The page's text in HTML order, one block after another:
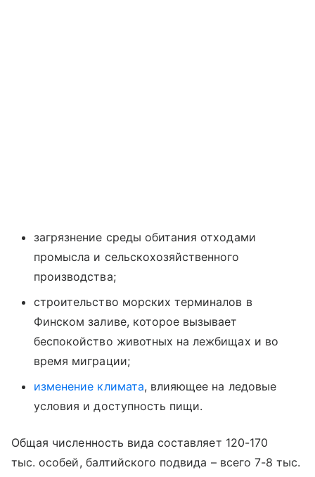
загрязнение среды обитания отходами
промысла и сельскохозяйственного
производства;
строительство морских терминалов в
Финском заливе, которое вызывает
беспокойство животных на лежбищах и во
время миграции;
изменение климата, влияющее на ледовые
условия и доступность пищи.
Общая численность вида составляет 120-170
тыс. особей, балтийского подвида – всего 7-8 тыс.